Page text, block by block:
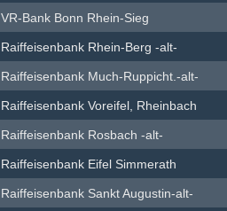
VR-Bank Bonn Rhein-Sieg
Raiffeisenbank Rhein-Berg -alt-
Raiffeisenbank Much-Ruppicht.-alt-
Raiffeisenbank Voreifel, Rheinbach
Raiffeisenbank Rosbach -alt-
Raiffeisenbank Eifel Simmerath
Raiffeisenbank Sankt Augustin-alt-